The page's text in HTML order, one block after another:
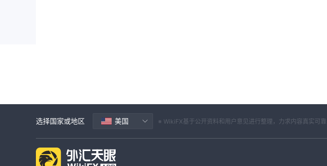
选择国家或地区 美国 ※ WikiFX基于公开资料和用户意见进行整理，力求内容真实可